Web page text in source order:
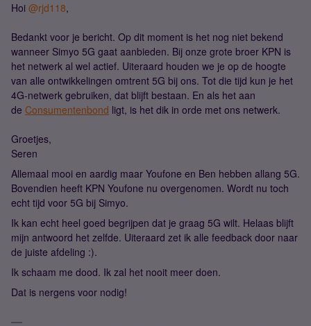
Hoi @rjd118,
Bedankt voor je bericht. Op dit moment is het nog niet bekend
wanneer Simyo 5G gaat aanbieden. Bij onze grote broer KPN is
het netwerk al wel actief. Uiteraard houden we je op de hoogte
van alle ontwikkelingen omtrent 5G bij ons. Tot die tijd kun je het
4G-netwerk gebruiken, dat blijft bestaan. En als het aan
de Consumentenbond ligt, is het dik in orde met ons netwerk.
Groetjes,
Seren
Allemaal mooi en aardig maar Youfone en Ben hebben allang 5G.
Bovendien heeft KPN Youfone nu overgenomen. Wordt nu toch
echt tijd voor 5G bij Simyo.
Ik kan echt heel goed begrijpen dat je graag 5G wilt. Helaas blijft
mijn antwoord het zelfde. Uiteraard zet ik alle feedback door naar
de juiste afdeling :).
Ik schaam me dood. Ik zal het nooit meer doen.
Dat is nergens voor nodig!